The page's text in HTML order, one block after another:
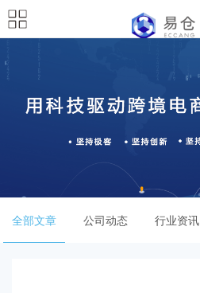
全部文章 公司动态 行业资讯